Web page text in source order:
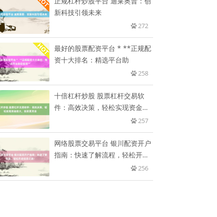
新科技引领未来
272
最好的股票配资平台 * **正规配
资十大排名：精选平台助
258
十倍杠杆炒股 股票杠杆交易软
件：高效决策，轻松实现资金放
257
网络股票交易平台 银川配资开户
指南：快速了解流程，轻松开启
256